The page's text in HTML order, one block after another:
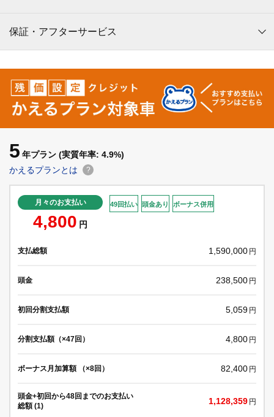
保証・アフターサービス
5 年プラン (実質年率: 4.9%)
かえるプランとは
?
月々のお支払い
4,800 円
49回払い 頭金あり ボーナス併用
支払総額 1,590,000 円
頭金 238,500 円
初回分割支払額 5,059 円
分割支払額（×47回） 4,800 円
ボーナス月加算額 （×8回） 82,400 円
頭金+初回から48回までのお支払い
総額 (1)
1,128,359 円